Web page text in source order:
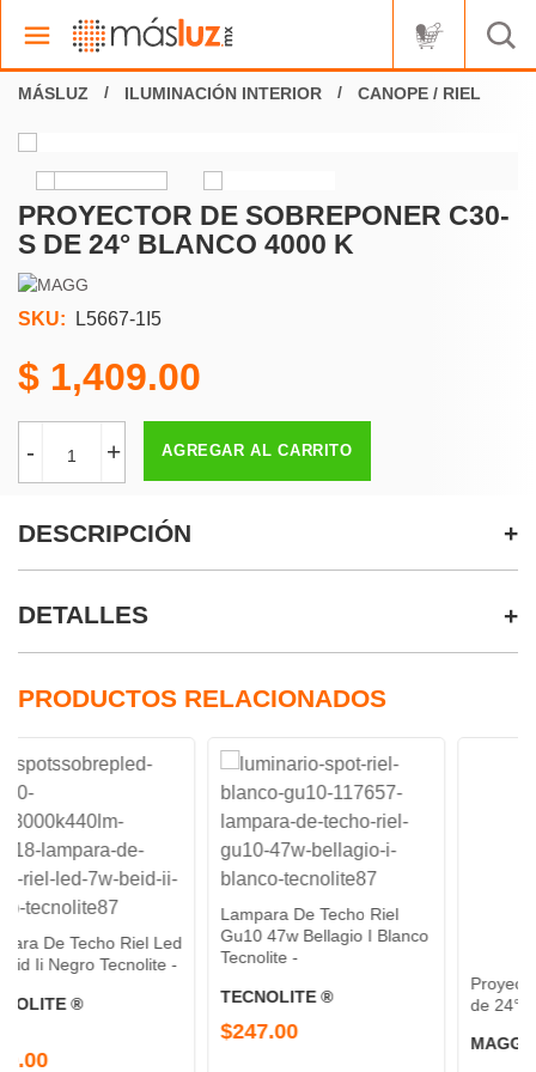
ILUMINACIÓN INTERIOR CANOPE / RIEL
PROYECTOR DE SOBREPONER C30-
S DE 24° BLANCO 4000 K
SKU: L5667-1I5
1,409.00
- + AGREGAR AL CARRITO
DESCRIPCIÓN
DETALLES
PRODUCTOS RELACIONADOS
Riel Led
Tecnolite -
Lampara De Techo Riel
Gu10 47w Bellagio I Blanco
Tecnolite -
TECNOLITE ®
$247.00
Proyector DE
de 24° Negro